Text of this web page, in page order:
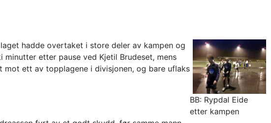
BB: Rypdal Eide
etter kampen
hadde overtaket i store deler av kampen og
etter pause ved Kjetil Brudeset, mens
mot ett av topplagene i divisjonen, og bare uflaks